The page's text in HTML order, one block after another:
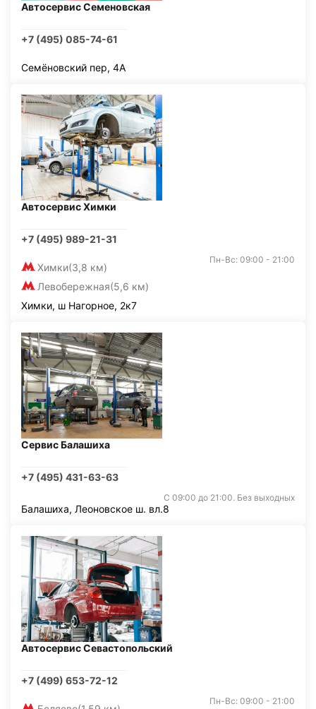
Автосервис Семеновская
+7 (495) 085-74-61
Семёновский пер, 4А
Автосервис Химки
+7 (495) 989-21-31
Химки(3,8 км)
Левобережная(5,6 км)
Пн-Вс: 09:00 - 21:00
Химки, ш Нагорное, 2к7
Сервис Балашиха
+7 (495) 431-63-63
С 09:00 до 21:00. Без выходных
Балашиха, Леоновское ш. вл.8
Автосервис Севастопольский
+7 (499) 653-72-12
Пн-Вс: 09:00 - 21:00